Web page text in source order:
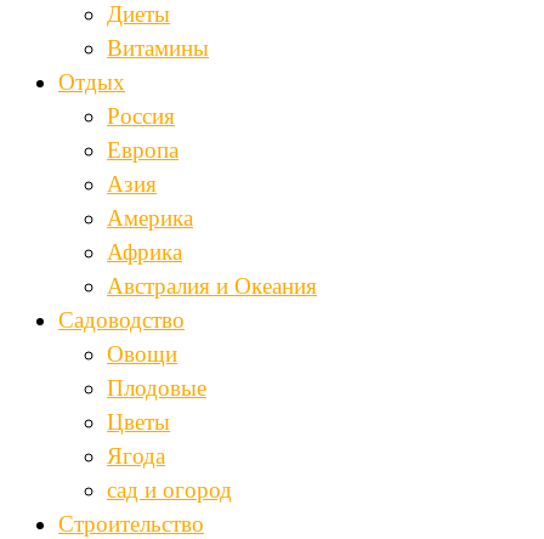
Диеты
Витамины
Отдых
Россия
Европа
Азия
Америка
Африка
Австралия и Океания
Садоводство
Овощи
Плодовые
Цветы
Ягода
сад и огород
Строительство